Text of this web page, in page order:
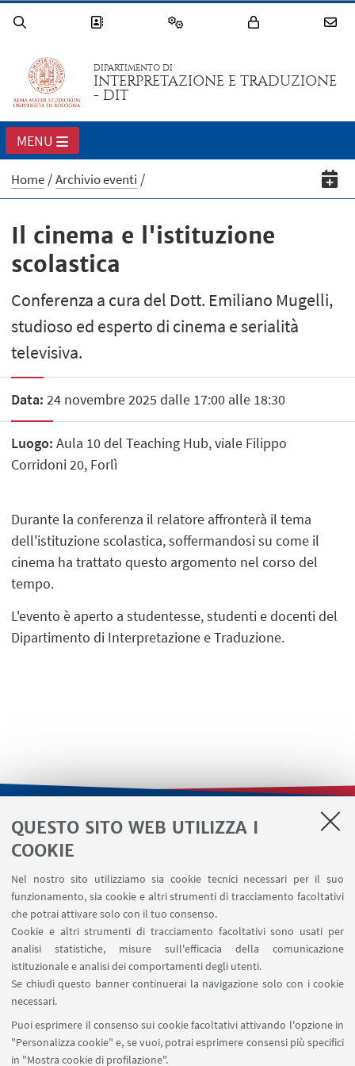
QUESTO SITO WEB UTILIZZA I
COOKIE
Nel nostro sito utilizziamo sia cookie tecnici necessari per il suo
funzionamento, sia cookie e altri strumenti di tracciamento facoltativi
che potrai attivare solo con il tuo consenso.
Cookie e altri strumenti di tracciamento facoltativi sono usati per
analisi statistiche, misure sull'efficacia della comunicazione
istituzionale e analisi dei comportamenti degli utenti.
Se chiudi questo banner continuerai la navigazione solo con i cookie
necessari.
Puoi esprimere il consenso sui cookie facoltativi attivando l'opzione in
"Personalizza cookie" e, se vuoi, potrai esprimere consensi più specifici
in "Mostra cookie di profilazione".
DIPARTIMENTO DI
INTERPRETAZIONE E TRADUZIONE
- DIT
MENU
Home Archivio eventi
Il cinema e l'istituzione
scolastica
Conferenza a cura del Dott. Emiliano Mugelli,
studioso ed esperto di cinema e serialità
televisiva.
Data: 24 novembre 2025 dalle 17:00 alle 18:30
Luogo: Aula 10 del Teaching Hub, viale Filippo
Corridoni 20, Forlì
Durante la conferenza il relatore affronterà il tema
dell'istituzione scolastica, soffermandosi su come il
cinema ha trattato questo argomento nel corso del
tempo.
L'evento è aperto a studentesse, studenti e docenti del
Dipartimento di Interpretazione e Traduzione.
LINK UTILI
Area riservata
Area DIT
SEGUI IL DIPARTIMENTO SU:
SEGUI UNIBO SU: